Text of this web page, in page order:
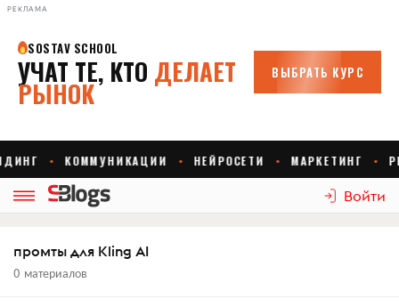
РЕКЛАМА
Войти
промты для Kling AI
0 материалов